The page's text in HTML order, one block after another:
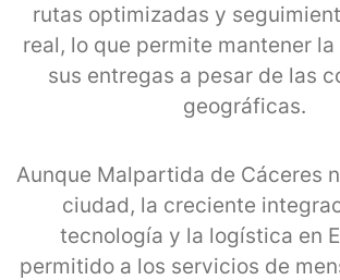
rutas optimizadas y
real, lo que permite mantener
sus entregas a pesar de las
geográficas.
Aunque Malpartida de Cáceres
ciudad, la creciente
tecnología y la logística en
permitido a los servicios de